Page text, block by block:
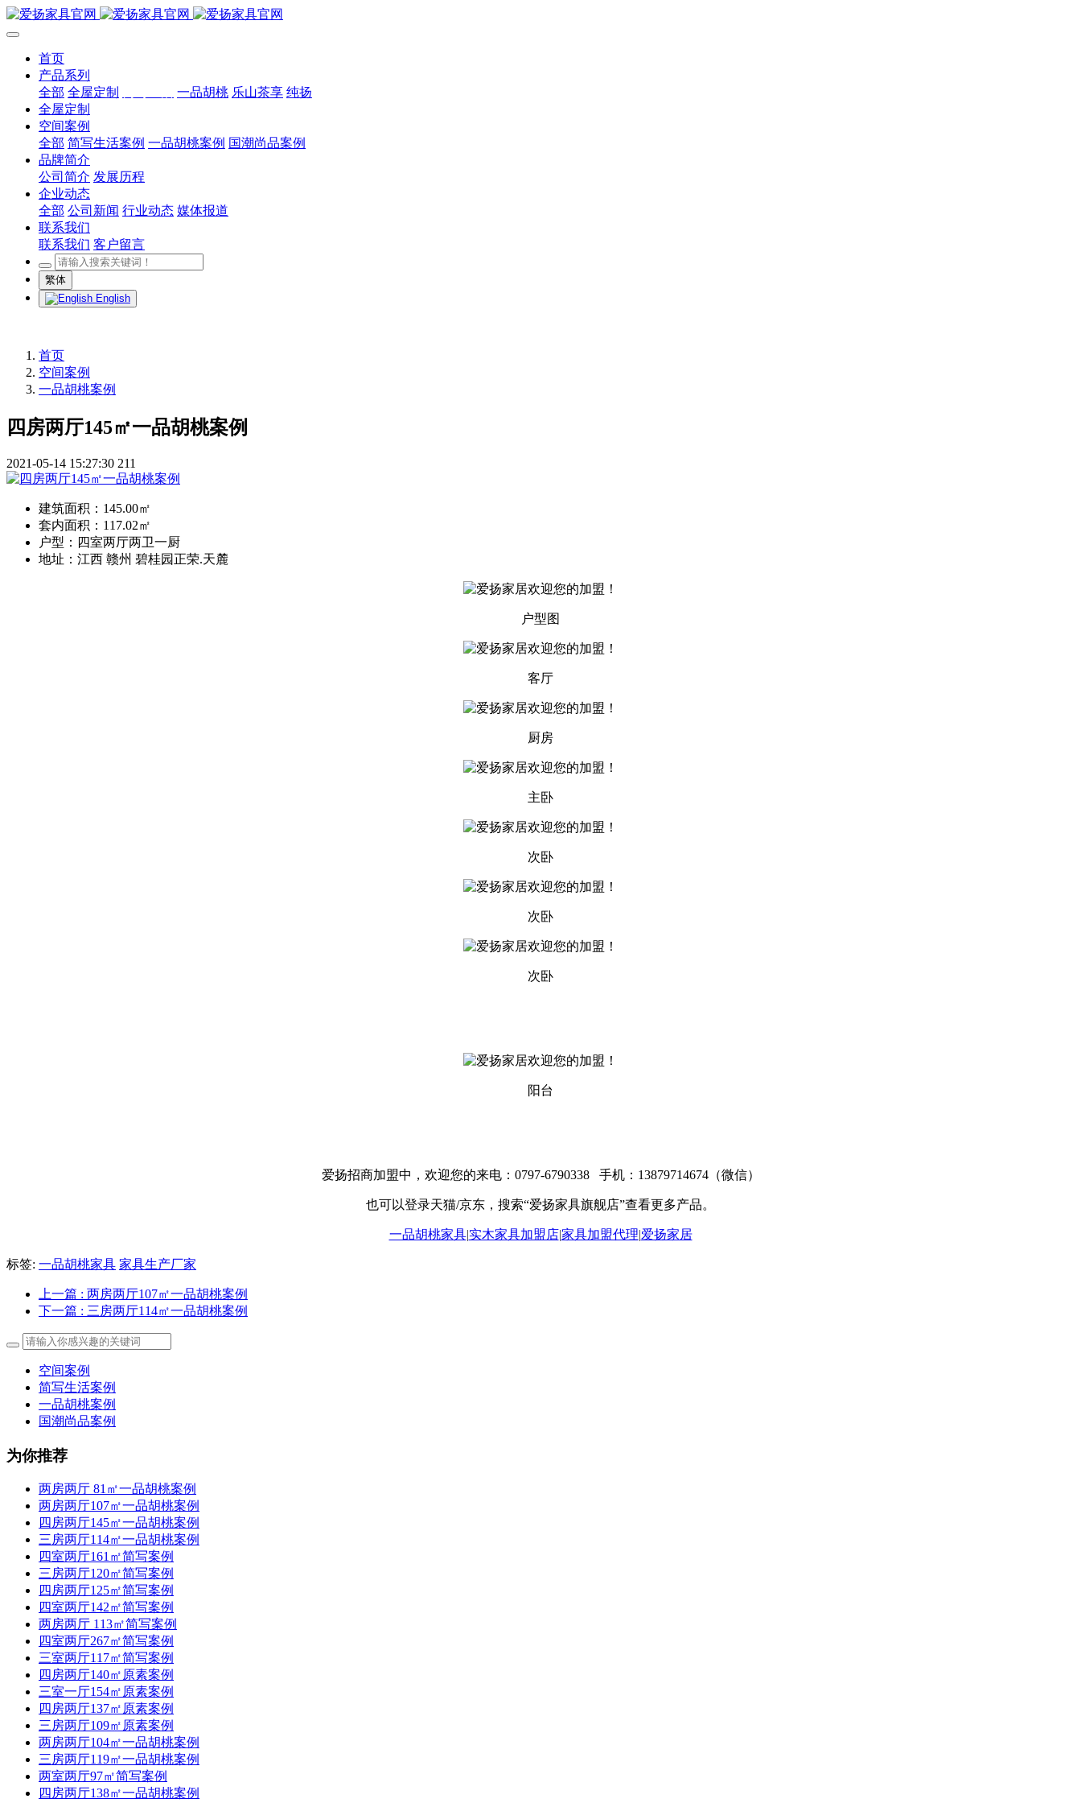
首页
产品系列
全部 全屋定制 一品胡桃 乐山茶享 纯扬
全屋定制
空间案例
全部 简写生活案例 一品胡桃案例 国潮尚品案例
品牌简介
公司简介 发展历程
企业动态
全部 公司新闻 行业动态 媒体报道
联系我们
联系我们 客户留言
繁体
English
首页
空间案例
一品胡桃案例
四房两厅145㎡一品胡桃案例
2021-05-14 15:27:30 211
建筑面积： 145.00㎡
套内面积： 117.02㎡
户型： 四室两厅两卫一厨
地址： 江西 赣州 碧桂园正荣.天麓
户型图
客厅
厨房
主卧
次卧
次卧
次卧
阳台
爱扬招商加盟中，欢迎您的来电：0797-6790338 手机：13879714674（微信）
也可以登录天猫/京东，搜索“爱扬家具旗舰店”查看更多产品。
一品胡桃家具|实木家具加盟店|家具加盟代理|爱扬家居
标签: 一品胡桃家具 家具生产厂家
上一篇 : 两房两厅107㎡一品胡桃案例
下一篇 : 三房两厅114㎡一品胡桃案例
空间案例
简写生活案例
一品胡桃案例
国潮尚品案例
为你推荐
两房两厅 81㎡一品胡桃案例
两房两厅107㎡一品胡桃案例
四房两厅145㎡一品胡桃案例
三房两厅114㎡一品胡桃案例
四室两厅161㎡简写案例
三房两厅120㎡简写案例
四房两厅125㎡简写案例
四室两厅142㎡简写案例
两房两厅 113㎡简写案例
四室两厅267㎡简写案例
三室两厅117㎡简写案例
四房两厅140㎡原素案例
三室一厅154㎡原素案例
四房两厅137㎡原素案例
三房两厅109㎡原素案例
两房两厅104㎡一品胡桃案例
三房两厅119㎡一品胡桃案例
两室两厅97㎡简写案例
四房两厅138㎡一品胡桃案例